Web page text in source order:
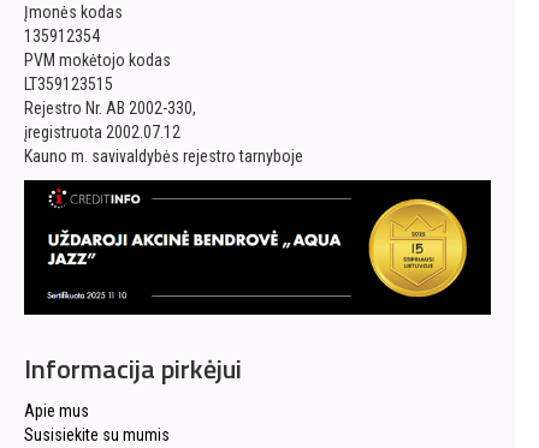
Įmonės kodas
135912354
PVM mokėtojo kodas
LT359123515
Rejestro Nr. AB 2002-330,
įregistruota 2002.07.12
Kauno m. savivaldybės rejestro tarnyboje
Informacija pirkėjui
Apie mus
Susisiekite su mumis